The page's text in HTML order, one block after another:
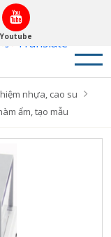
by
Translate
nhựa, cao su
ẩm, tạo mẫu
Youtube